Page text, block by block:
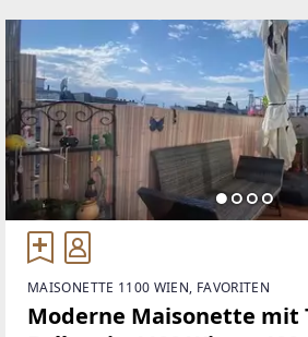
MAISONETTE 1100 WIEN, FAVORITEN
Moderne Maisonette mit